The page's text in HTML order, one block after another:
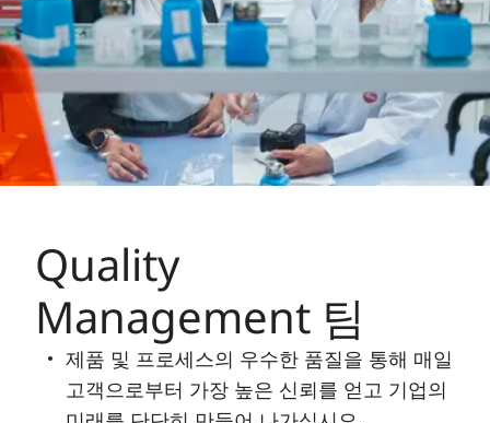
Quality
Management 팀
제품 및 프로세스의 우수한 품질을 통해 매일
고객으로부터 가장 높은 신뢰를 얻고 기업의